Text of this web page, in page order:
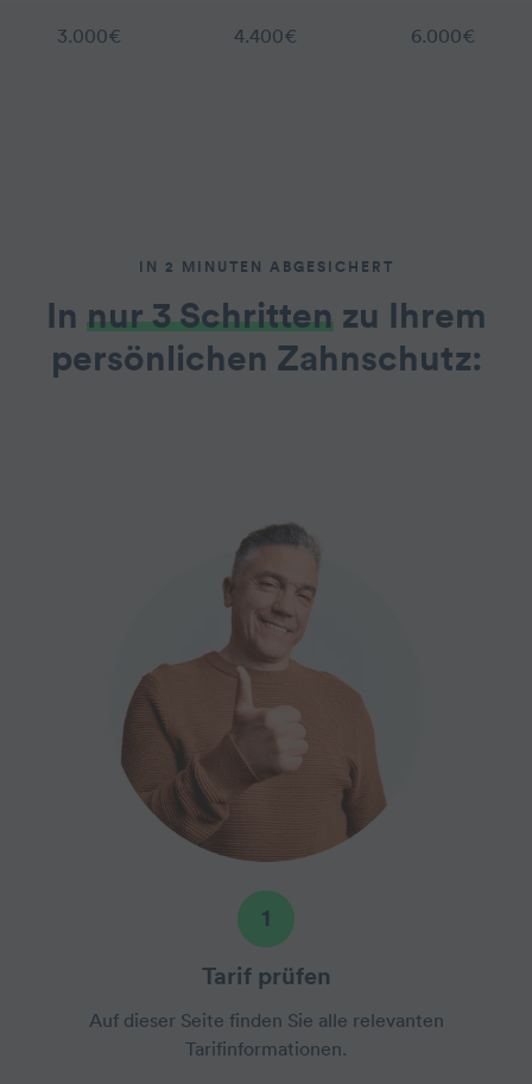
3.000€ 4.400€ 6.000€
IN 2 MINUTEN ABGESICHERT
In nur 3 Schrittenzu Ihrem
persönlichen Zahnschutz:
1
Tarif prüfen
Auf dieser Seite finden Sie alle relevanten
Tarifinformationen.